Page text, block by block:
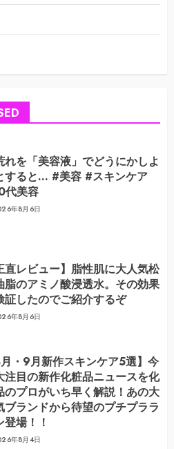
れを「美容液」でどうにかしよ
すると… #美容 #スキンケア
代美容
年8月6日
直レビュー】脂性肌に大人気松
脂のアミノ酸浸透水。その効果
証したのでご紹介するぞ
年8月6日
月・9月新作スキンケア5選】今
注目の新作化粧品ニュースを化
のプロがいち早く解説！あの大
ブランドから待望のプチプララ
登場！！
年8月4日